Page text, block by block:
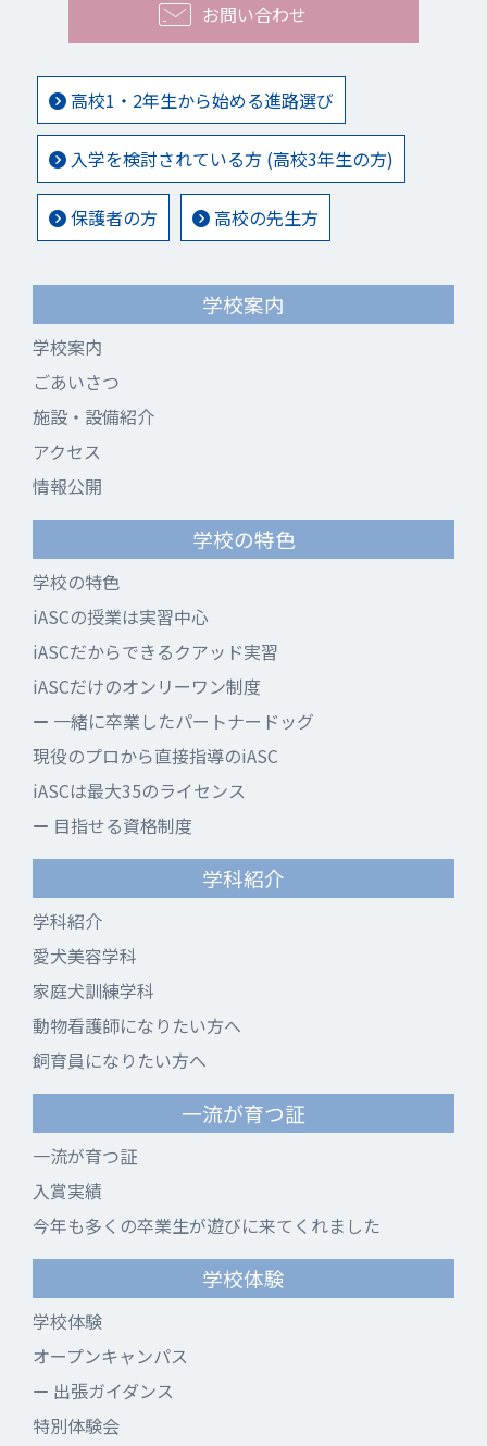
お問い合わせ
高校1・2年生から始める進路選び
入学を検討されている方 (高校3年生の方)
保護者の方 高校の先生方
学校案内
学校案内
ごあいさつ
施設・設備紹介
アクセス
情報公開
学校の特色
学校の特色
iASCの授業は実習中心
iASCだからできるクアッド実習
iASCだけのオンリーワン制度
一緒に卒業したパートナードッグ
現役のプロから直接指導のiASC
iASCは最大35のライセンス
目指せる資格制度
学科紹介
学科紹介
愛犬美容学科
家庭犬訓練学科
動物看護師になりたい方へ
飼育員になりたい方へ
一流が育つ証
一流が育つ証
入賞実績
今年も多くの卒業生が遊びに来てくれました
学校体験
学校体験
オープンキャンパス
出張ガイダンス
特別体験会